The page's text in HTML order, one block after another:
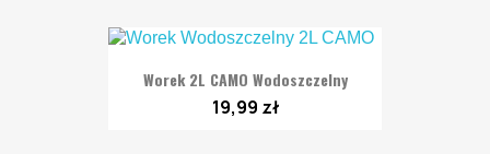
Worek 2L CAMO Wodoszczelny
19,99 zł